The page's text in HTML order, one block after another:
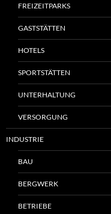
FREIZEITPARKS
GASTSTÄTTEN
HOTELS
SPORTSTÄTTEN
UNTERHALTUNG
VERSORGUNG
INDUSTRIE
BAU
BERGWERK
BETRIEBE